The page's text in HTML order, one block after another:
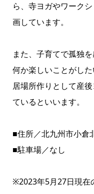
ら、寺ヨガやワーク
画しています。
また、子育てで孤独
何か楽しいことがし
居場所作りとして産
ているといいます。
■住所／北九州市小倉
■駐車場／なし
※2023年5月27日現在